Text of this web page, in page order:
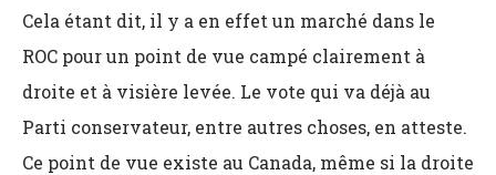
Cela étant dit, il y a en effet un marché dans le
ROC pour un point de vue campé clairement à
droite et à visière levée. Le vote qui va déjà au
Parti conservateur, entre autres choses, en atteste.
Ce point de vue existe au Canada, même si la droite